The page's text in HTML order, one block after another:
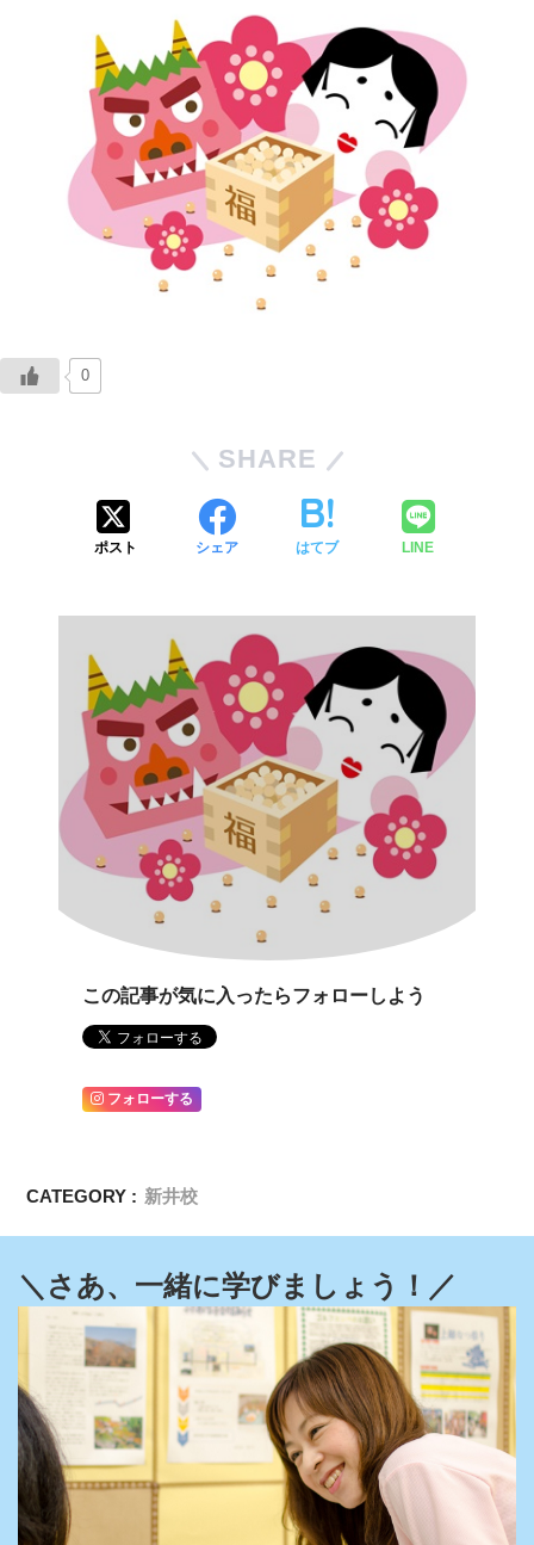
0
SHARE
ポスト シェア はてブ LINE
この記事が気に入ったらフォローしよう
フォローする
CATEGORY : 新井校
＼さあ、一緒に学びましょう！／